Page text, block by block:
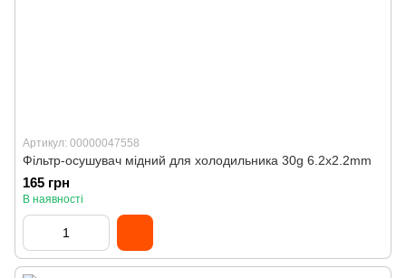
Артикул: 00000047558
Фільтр-осушувач мідний для холодильника 30g 6.2x2.2mm
165 грн
В наявності